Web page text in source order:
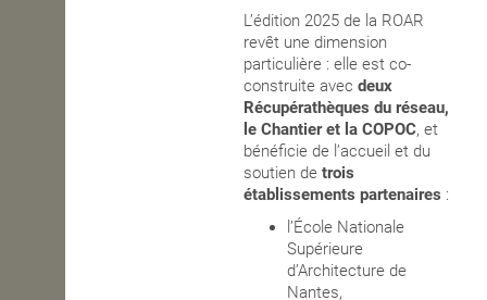
L’édition 2025 de la ROAR
revêt une dimension
particulière : elle est co-
construite avecdeux
Récupérathèques du réseau,
le Chantier et la COPOC, et
bénéficie de l’accueil et du
soutien detrois
établissements partenaires :
l’École Nationale
Supérieure
d’Architecture de
Nantes,